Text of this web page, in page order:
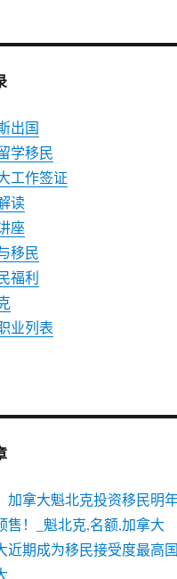
出国
学移民
工作签证
读
座
移民
福利
业列表
加拿大魁北克投资移民明
售！_魁北克,名额,加拿大
近期成为移民接受度最高